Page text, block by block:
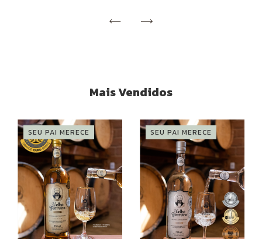
Mais Vendidos
SEU PAI MERECE SEU PAI MERECE